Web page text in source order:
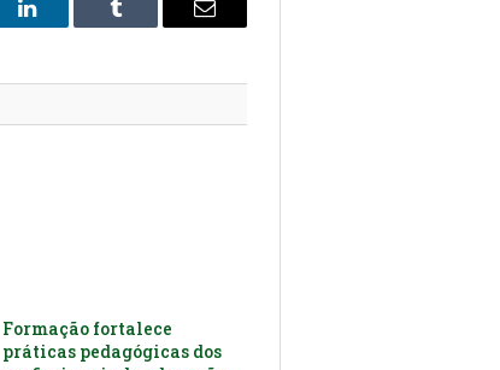
O
Tumblr
E-
Formação fortalece
práticas pedagógicas dos